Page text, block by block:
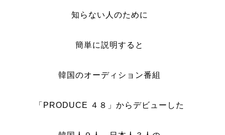
知らない人のために
簡単に説明すると
韓国のオーディション番組
「PRODUCE ４８」からデビューした